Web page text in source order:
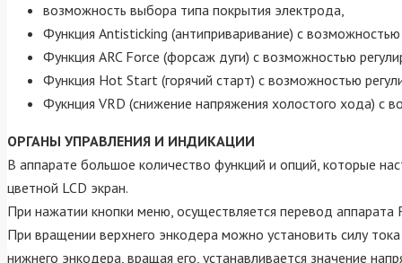
возможность выбора типа покрытия электрода,
Функция Antisticking (антиприваривание) с
Функция ARC Force (форсаж дуги) с возможностью
Функция Hot Start (горячий старт) с возможностью
Фукнция VRD (снижение напряжения холостого хода) с
ОРГАНЫ УПРАВЛЕНИЯ И ИНДИКАЦИИ
В аппарате большое количество функций и опций, которые
цветной LCD экран.
При нажатии кнопки меню, осуществляется перевод
При вращении верхнего энкодера можно установить силу
нижнего энкодера, вращая его, устанавливается значение